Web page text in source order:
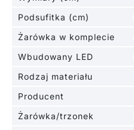
Podsufitka (cm)
Żarówka w komplecie
Wbudowany LED
Rodzaj materiału
Producent
Żarówka/trzonek